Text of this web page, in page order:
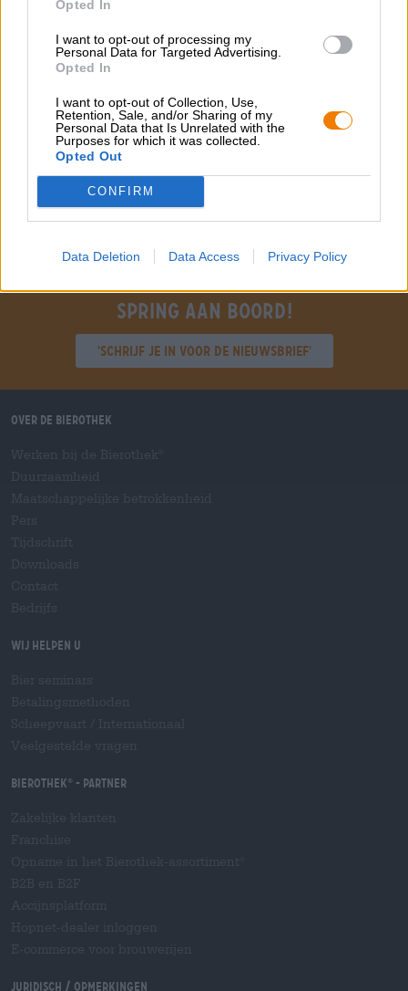
Opted In
I want to opt-out of processing my
Personal Data for Targeted Advertising.
Opted In
I want to opt-out of Collection, Use,
Retention, Sale, and/or Sharing of my
Personal Data that Is Unrelated with the
Purposes for which it was collected.
Opted Out
CONFIRM
Data Deletion Data Access Privacy Policy
grosshandel@bierothek.de
Controle ter plaatse
Is Tropic & Phantasm NEIPA Van De Molen Ook beschikbaar
in mijn kantoor?
Spring aan boord!
'Schrijf je in voor de nieuwsbrief'
Over de Bierothek
Wij helpen u
Bierothek - Partner
Juridisch / Opmerkingen